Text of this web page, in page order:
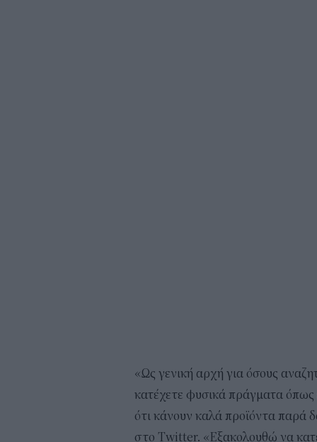
«Ως γενική αρχή για όσους
κατέχετε φυσικά πράγματα όπως
ότι κάνουν καλά προϊόντα παρά
στο Twitter. «Εξακολουθώ να